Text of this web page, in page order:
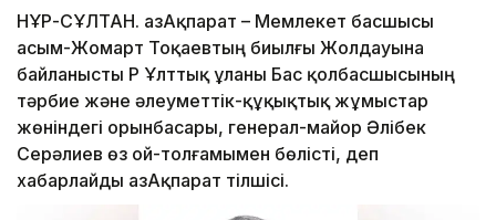
НҰР-СҰЛТАН. ҚазАқпарат – Мемлекет басшысы
Қасым-Жомарт Тоқаевтың биылғы Жолдауына
байланысты ҚР Ұлттық ұланы Бас қолбасшысының
тәрбие және әлеуметтік-құқықтық жұмыстар
жөніндегі орынбасары, генерал-майор Әлібек
Серәлиев өз ой-толғамымен бөлісті, деп
хабарлайды ҚазАқпарат тілшісі.